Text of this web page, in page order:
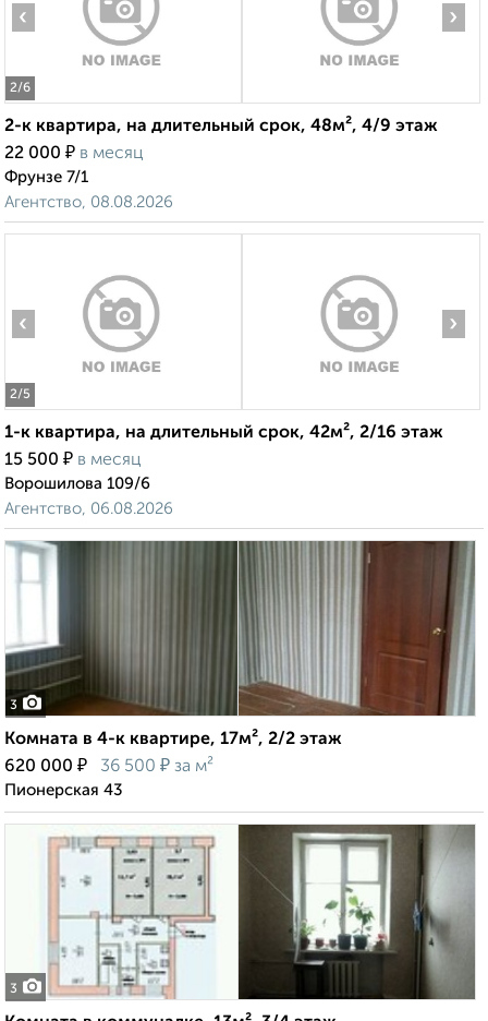
2/6
‹ ›
2-к квартира, на длительный срок, 48м², 4/9 этаж
22 000 ₽ в месяц
Фрунзе 7/1
Агентство, 08.08.2026
2/5
‹ ›
1-к квартира, на длительный срок, 42м², 2/16 этаж
15 500 ₽ в месяц
Ворошилова 109/6
Агентство, 06.08.2026
3
Комната в 4-к квартире, 17м², 2/2 этаж
620 000 ₽ 36 500 ₽ за м²
Пионерская 43
3